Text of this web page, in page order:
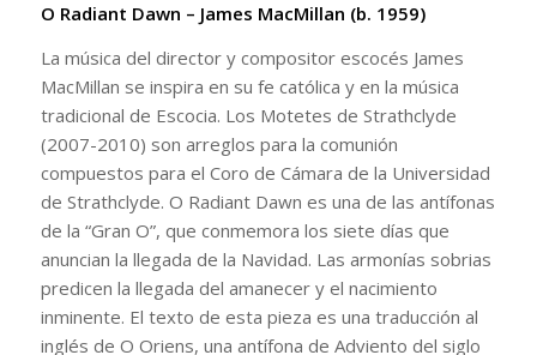
O Radiant Dawn – James MacMillan (b. 1959)
La música del director y compositor escocés James
MacMillan se inspira en su fe católica y en la música
tradicional de Escocia. Los Motetes de Strathclyde
(2007-2010) son arreglos para la comunión
compuestos para el Coro de Cámara de la Universidad
de Strathclyde. O Radiant Dawn es una de las antífonas
de la “Gran O”, que conmemora los siete días que
anuncian la llegada de la Navidad. Las armonías sobrias
predicen la llegada del amanecer y el nacimiento
inminente. El texto de esta pieza es una traducción al
inglés de O Oriens, una antífona de Adviento del siglo